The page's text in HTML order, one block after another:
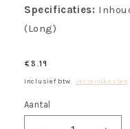
Specificaties:
(Long)
Normale
prijs
€8.19
Inclusief btw. Verzendkosten
Aantal